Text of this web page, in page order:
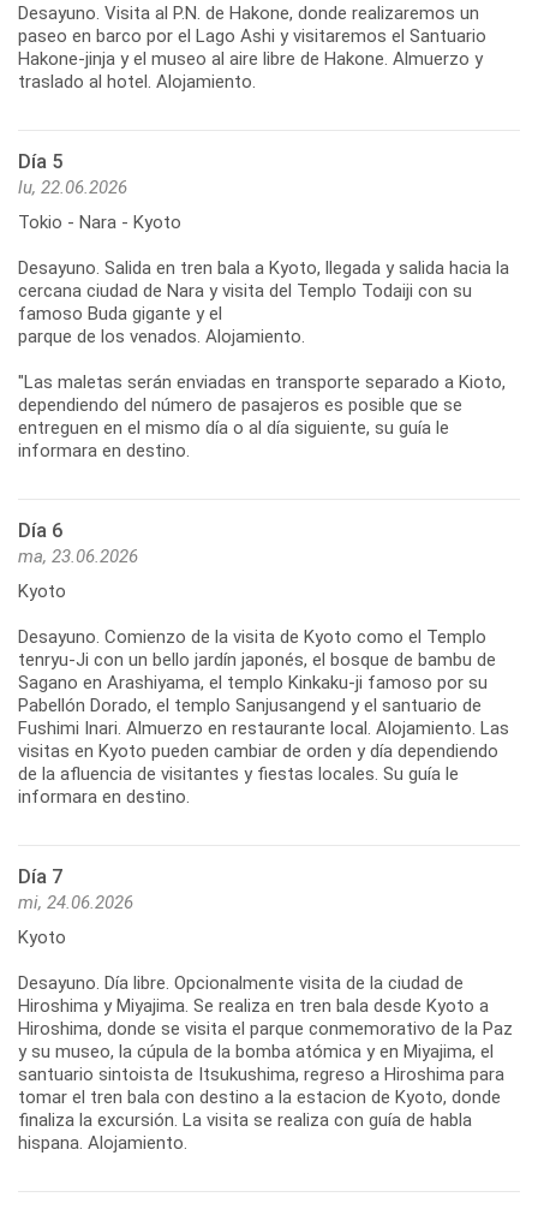
Desayuno. Visita al P.N. de Hakone, donde realizaremos un
paseo en barco por el Lago Ashi y visitaremos el Santuario
Hakone-jinja y el museo al aire libre de Hakone. Almuerzo y
traslado al hotel. Alojamiento.
Día 5
lu, 22.06.2026
Tokio - Nara - Kyoto
Desayuno. Salida en tren bala a Kyoto, llegada y salida hacia la
cercana ciudad de Nara y visita del Templo Todaiji con su
famoso Buda gigante y el
parque de los venados. Alojamiento.
"Las maletas serán enviadas en transporte separado a Kioto,
dependiendo del número de pasajeros es posible que se
entreguen en el mismo día o al día siguiente, su guía le
informara en destino.
Día 6
ma, 23.06.2026
Kyoto
Desayuno. Comienzo de la visita de Kyoto como el Templo
tenryu-Ji con un bello jardín japonés, el bosque de bambu de
Sagano en Arashiyama, el templo Kinkaku-ji famoso por su
Pabellón Dorado, el templo Sanjusangend y el santuario de
Fushimi Inari. Almuerzo en restaurante local. Alojamiento. Las
visitas en Kyoto pueden cambiar de orden y día dependiendo
de la afluencia de visitantes y fiestas locales. Su guía le
informara en destino.
Día 7
mi, 24.06.2026
Kyoto
Desayuno. Día libre. Opcionalmente visita de la ciudad de
Hiroshima y Miyajima. Se realiza en tren bala desde Kyoto a
Hiroshima, donde se visita el parque conmemorativo de la Paz
y su museo, la cúpula de la bomba atómica y en Miyajima, el
santuario sintoista de Itsukushima, regreso a Hiroshima para
tomar el tren bala con destino a la estacion de Kyoto, donde
finaliza la excursión. La visita se realiza con guía de habla
hispana. Alojamiento.